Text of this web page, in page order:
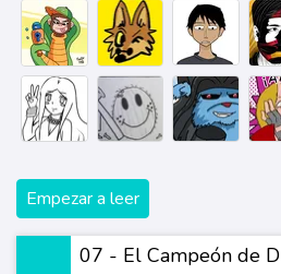
Empezar a leer
07 - El Campeón de